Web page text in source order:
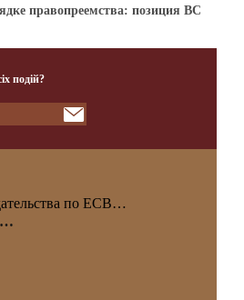
правопреемства: позиция ВС
подій?
по ЕСВ…